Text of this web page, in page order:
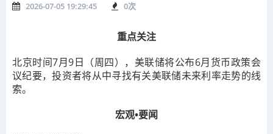
2026-07-05 19:29:45 0次
重点关注
北京时间7月9日（周四），美联储将公布6月货币政策会
议纪要，投资者将从中寻找有关美联储未来利率走势的线
索。
宏观•要闻